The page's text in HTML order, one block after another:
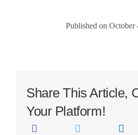
Investment Property
Commercial Mortgage
Published on October
Share This Article,
Your Platform!